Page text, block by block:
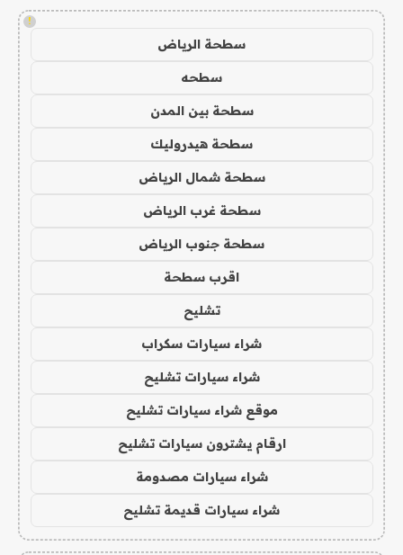
!
سطحة الرياض
سطحه
سطحة بين المدن
سطحة هيدروليك
سطحة شمال الرياض
سطحة غرب الرياض
سطحة جنوب الرياض
اقرب سطحة
تشليح
شراء سيارات سكراب
شراء سيارات تشليح
موقع شراء سيارات تشليح
ارقام يشترون سيارات تشليح
شراء سيارات مصدومة
شراء سيارات قديمة تشليح